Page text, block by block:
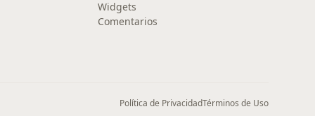
Widgets
Comentarios
Política de PrivacidadTérminos de Uso